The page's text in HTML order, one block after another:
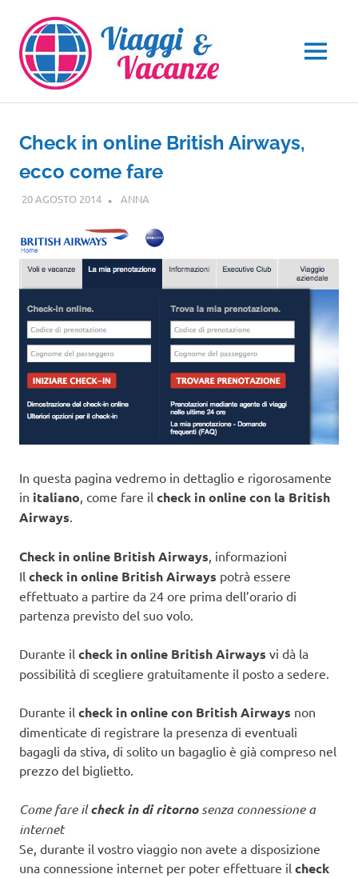
contenuto
MENU
Check in online British Airways,
ecco come fare
20 AGOSTO 2014 ANNA
In questa pagina vedremo in dettaglio e rigorosamente
in italiano, come fare il check in online con la British
Airways.
Check in online British Airways, informazioni
Il check in online British Airways potrà essere
effettuato a partire da 24 ore prima dell’orario di
partenza previsto del suo volo.
Durante il check in online British Airways vi dà la
possibilità di scegliere gratuitamente il posto a sedere.
Durante il check in online con British Airways non
dimenticate di registrare la presenza di eventuali
bagagli da stiva, di solito un bagaglio è già compreso nel
prezzo del biglietto.
Come fare ilcheck in di ritornosenza connessione a
internet
Se, durante il vostro viaggio non avete a disposizione
una connessione internet per poter effettuare il check